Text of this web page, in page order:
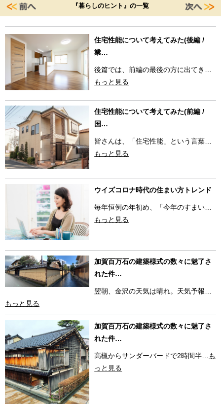
『暮らしのヒント』の一覧
住宅性能について考えてみた(後編 /
業…
後篇では、前編の最後の方に出てき…
もっと見る
住宅性能について考えてみた(前編 /
国…
皆さんは、「住宅性能」という言葉…
もっと見る
ウイズコロナ時代の住まい方トレンド
毎年恒例の年初め、「今年のすまい…
もっと見る
加賀百万石の建築様式の数々に魅了さ
れた件…
翌朝、金沢の天気は晴れ。天気予報…
もっと見る
加賀百万石の建築様式の数々に魅了さ
れた件…
高槻からサンダーバードで2時間半…も
っと見る